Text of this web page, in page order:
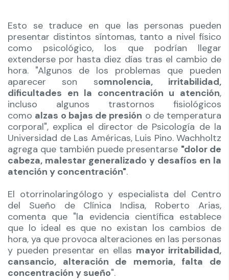
Esto se traduce en que las personas pueden
presentar distintos síntomas, tanto a nivel físico
como psicológico, los que podrían llegar
extenderse por hasta diez días tras el cambio de
hora. "Algunos de los problemas que pueden
aparecer son somnolencia, irritabilidad,
dificultades en la concentración u atención,
incluso algunos trastornos fisiológicos
como alzas o bajas de presión o de temperatura
corporal", explica el director de Psicología de la
Universidad de Las Américas, Luis Pino. Wachholtz
agrega que también puede presentarse "dolor de
cabeza, malestar generalizado y desafíos en la
atención y concentración".
El otorrinolaringólogo y especialista del Centro
del Sueño de Clínica Indisa, Roberto Arias,
comenta que "la evidencia científica establece
que lo ideal es que no existan los cambios de
hora, ya que provoca alteraciones en las personas
y pueden presentar en ellas mayor irritabilidad,
cansancio, alteración de memoria, falta de
concentración y sueño".